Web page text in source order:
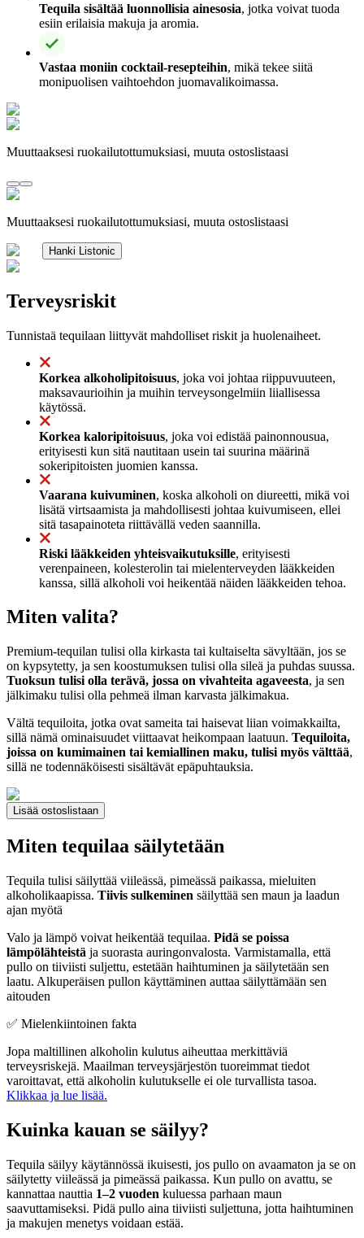
Tequila sisältää luonnollisia ainesosia, jotka voivat tuoda
esiin erilaisia makuja ja aromia.
Vastaa moniin cocktail-resepteihin, mikä tekee siitä
monipuolisen vaihtoehdon juomavalikoimassa.
Muuttaaksesi ruokailutottumuksiasi, muuta ostoslistaasi
Muuttaaksesi ruokailutottumuksiasi, muuta ostoslistaasi
Hanki Listonic
Terveysriskit
Tunnistaä tequilaan liittyvät mahdolliset riskit ja huolenaiheet.
Korkea alkoholipitoisuus, joka voi johtaa riippuvuuteen,
maksavaurioihin ja muihin terveysongelmiin liiallisessa
käytössä.
Korkea kaloripitoisuus, joka voi edistää painonnousua,
erityisesti kun sitä nautitaan usein tai suurina määrinä
sokeripitoisten juomien kanssa.
Vaarana kuivuminen, koska alkoholi on diureetti, mikä voi
lisätä virtsaamista ja mahdollisesti johtaa kuivumiseen, ellei
sitä tasapainoteta riittävällä veden saannilla.
Riski lääkkeiden yhteisvaikutuksille, erityisesti
verenpaineen, kolesterolin tai mielenterveyden lääkkeiden
kanssa, sillä alkoholi voi heikentää näiden lääkkeiden tehoa.
Miten valita?
Premium-tequilan tulisi olla kirkasta tai kultaiselta sävyltään, jos se
on kypsytetty, ja sen koostumuksen tulisi olla sileä ja puhdas suussa.
Tuoksun tulisi olla terävä, jossa on vivahteita agaveesta, ja sen
jälkimaku tulisi olla pehmeä ilman karvasta jälkimakua.
Vältä tequiloita, jotka ovat sameita tai haisevat liian voimakkailta,
sillä nämä ominaisuudet viittaavat heikompaan laatuun. Tequiloita,
joissa on kumimainen tai kemiallinen maku, tulisi myös välttää,
sillä ne todennäköisesti sisältävät epäpuhtauksia.
Lisää ostoslistaan
Miten tequilaa säilytetään
Tequila tulisi säilyttää viileässä, pimeässä paikassa, mieluiten
alkoholikaapissa. Tiivis sulkeminen säilyttää sen maun ja laadun
ajan myötä
Valo ja lämpö voivat heikentää tequilaa. Pidä se poissa
lämpölähteistä ja suorasta auringonvalosta. Varmistamalla, että
pullo on tiiviisti suljettu, estetään haihtuminen ja säilytetään sen
laatu. Alkuperäisen pullon käyttäminen auttaa säilyttämään sen
aitouden
✅ Mielenkiintoinen fakta
Jopa maltillinen alkoholin kulutus aiheuttaa merkittäviä
terveysriskejä. Maailman terveysjärjestön tuoreimmat tiedot
varoittavat, että alkoholin kulutukselle ei ole turvallista tasoa.
Klikkaa ja lue lisää.
Kuinka kauan se säilyy?
Tequila säilyy käytännössä ikuisesti, jos pullo on avaamaton ja se on
säilytetty viileässä ja pimeässä paikassa. Kun pullo on avattu, se
kannattaa nauttia 1–2 vuoden kuluessa parhaan maun
saavuttamiseksi. Pidä pullo aina tiiviisti suljettuna, jotta haihtuminen
ja makujen menetys voidaan estää.